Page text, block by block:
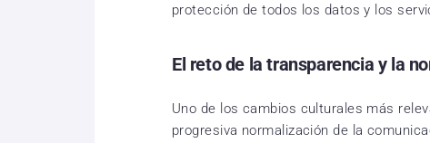
protección de todos los datos y los
El reto de la transparencia y la
Uno de los cambios culturales más
progresiva normalización de la